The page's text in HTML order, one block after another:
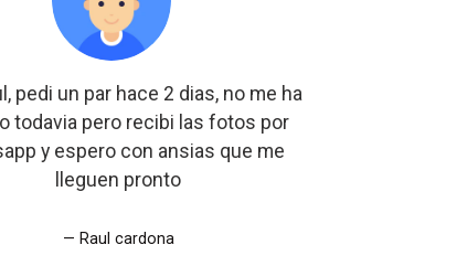
pedi un par hace 2 dias, no me ha
todavia pero recibi las fotos por
y espero con ansias que me
lleguen pronto
Raul cardona